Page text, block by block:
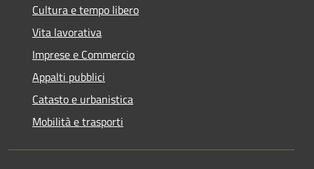
Cultura e tempo libero
Vita lavorativa
Imprese e Commercio
Appalti pubblici
Catasto e urbanistica
Mobilità e trasporti